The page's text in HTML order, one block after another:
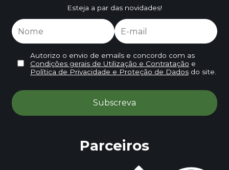
Esteja a par das novidades!
Autorizo o envio de emails e concordo com as
Condições gerais de Utilização e Contratação e
Política de Privacidade e Proteção de Dadosdo site.
Parceiros